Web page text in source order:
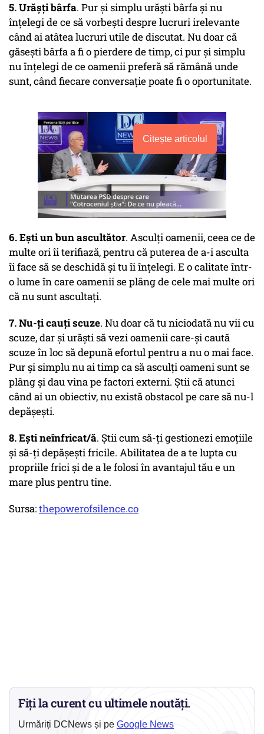
5. Urășți bârfa. Pur și simplu urăști bârfa și nu
înțelegi de ce să vorbești despre lucruri irelevante
când ai atâtea lucruri utile de discutat. Nu doar că
găsești bârfa a fi o pierdere de timp, ci pur și simplu
nu înțelegi de ce oamenii preferă să rămână unde
sunt, când fiecare conversație poate fi o oportunitate.
Citește articolul
6. Ești un bun ascultător. Asculți oamenii, ceea ce de
multe ori îi terifiază, pentru că puterea de a-i asculta
îi face să se deschidă și tu îi înțelegi. E o calitate într-
o lume în care oamenii se plâng de cele mai multe ori
că nu sunt ascultați.
7. Nu-ți cauți scuze. Nu doar că tu niciodată nu vii cu
scuze, dar și urăști să vezi oamenii care-și caută
scuze în loc să depună efortul pentru a nu o mai face.
Pur și simplu nu ai timp ca să asculți oameni sunt se
plâng și dau vina pe factori externi. Știi că atunci
când ai un obiectiv, nu există obstacol pe care să nu-l
depășești.
8. Ești neînfricat/ă. Știi cum să-ți gestionezi emoțiile
și să-ți depășești fricile. Abilitatea de a te lupta cu
propriile frici și de a le folosi în avantajul tău e un
mare plus pentru tine.
Sursa:thepowerofsilence.co
Fiți la curent cu ultimele noutăți.
Urmăriți DCNews și pe Google News